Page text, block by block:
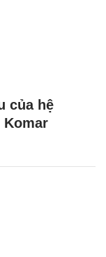
của hệ
Komar